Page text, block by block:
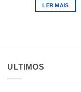
LER MAIS
ULTIMOS